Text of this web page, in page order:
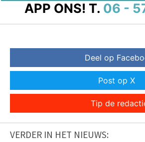
APP ONS! T. 06 -
Deel op
Post op X
Tip de
VERDER IN HET NIEUWS: